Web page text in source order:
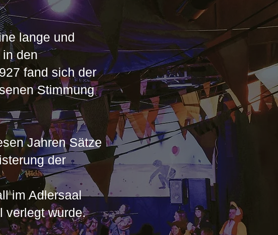
lange und
den
fand sich der
Stimmung
Jahren Sätze
der
im Adlersaal
verlegt wurde.